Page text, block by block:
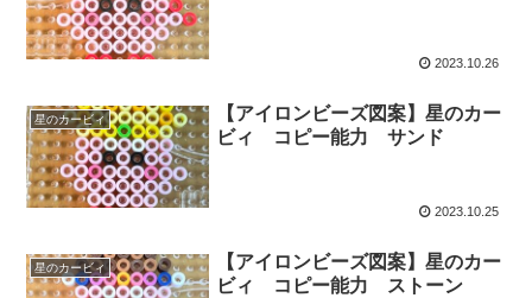
2023.10.26
星のカービィ
【アイロンビーズ図案】星のカー
ビィ コピー能力 サンド
2023.10.25
星のカービィ
【アイロンビーズ図案】星のカー
ビィ コピー能力 ストーン